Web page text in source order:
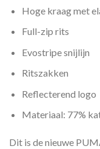
Hoge kraag met
Full-zip rits
Evostripe snijlijn
Ritszakken
Reflecterend logo
Materiaal: 77%
Dit is de nieuwe